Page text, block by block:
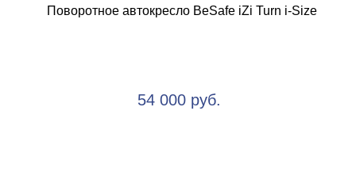
Поворотное автокресло BeSafe iZi Turn i-Size
54 000 руб.